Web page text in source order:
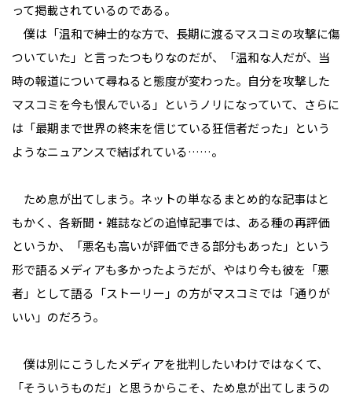
って掲載されているのである。
僕は「温和で紳士的な方で、長期に渡るマスコミの攻撃に傷
ついていた」と言ったつもりなのだが、「温和な人だが、当
時の報道について尋ねると態度が変わった。自分を攻撃した
マスコミを今も恨んでいる」というノリになっていて、さらに
は「最期まで世界の終末を信じている狂信者だった」という
ようなニュアンスで結ばれている……。
ため息が出てしまう。ネットの単なるまとめ的な記事はと
もかく、各新聞・雑誌などの追悼記事では、ある種の再評価
というか、「悪名も高いが評価できる部分もあった」という
形で語るメディアも多かったようだが、やはり今も彼を「悪
者」として語る「ストーリー」の方がマスコミでは「通りが
いい」のだろう。
僕は別にこうしたメディアを批判したいわけではなくて、
「そういうものだ」と思うからこそ、ため息が出てしまうの